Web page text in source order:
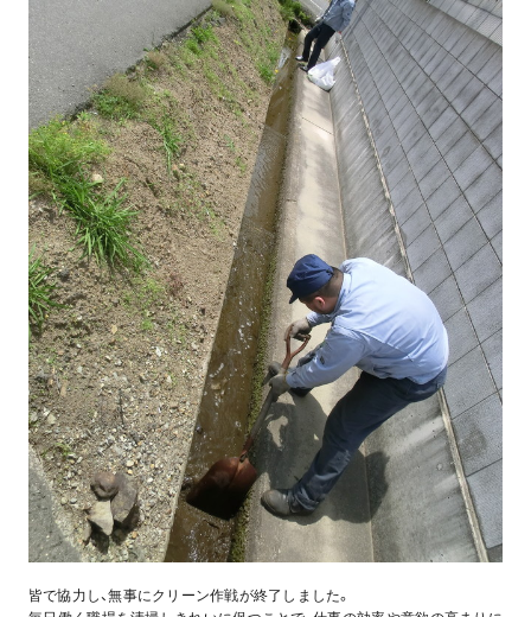
皆で協力し、無事にクリーン作戦が終了しました。